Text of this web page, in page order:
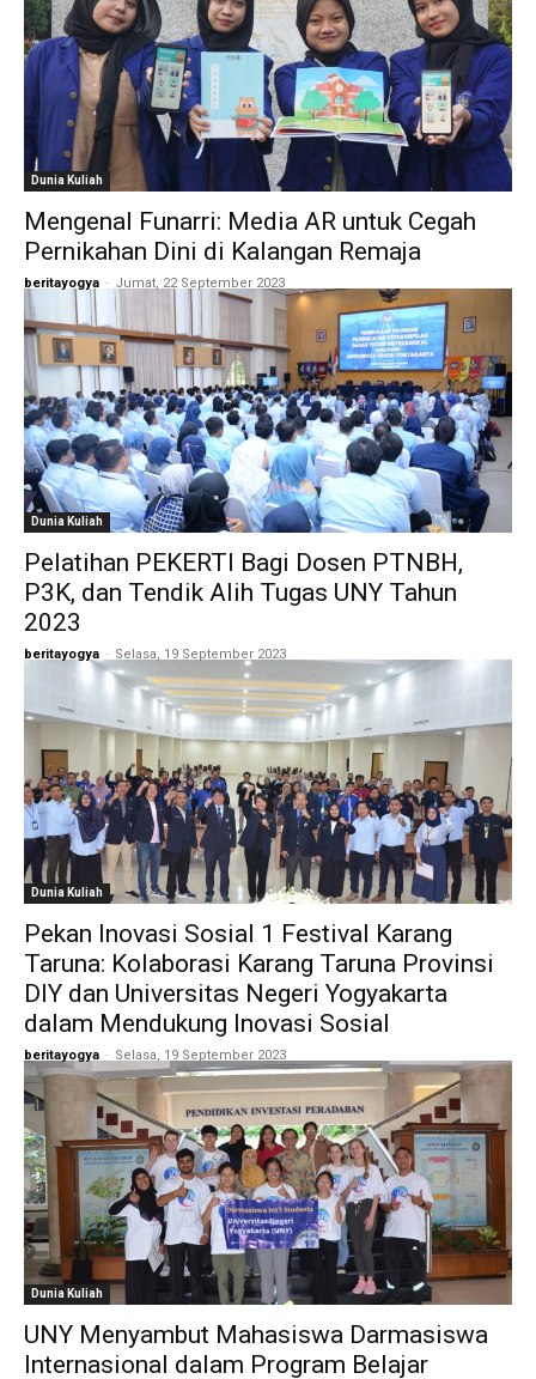
Dunia Kuliah
Mengenal Funarri: Media AR untuk Cegah
Pernikahan Dini di Kalangan Remaja
beritayogya - Jumat, 22 September 2023
Dunia Kuliah
Pelatihan PEKERTI Bagi Dosen PTNBH,
P3K, dan Tendik Alih Tugas UNY Tahun
2023
beritayogya - Selasa, 19 September 2023
Dunia Kuliah
Pekan Inovasi Sosial 1 Festival Karang
Taruna: Kolaborasi Karang Taruna Provinsi
DIY dan Universitas Negeri Yogyakarta
dalam Mendukung Inovasi Sosial
beritayogya - Selasa, 19 September 2023
Dunia Kuliah
UNY Menyambut Mahasiswa Darmasiswa
Internasional dalam Program Belajar